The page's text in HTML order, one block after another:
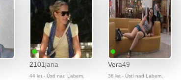
2101jana
44 let - Ústí nad Labem.
Vera49
36 let - Ústí nad Labem.